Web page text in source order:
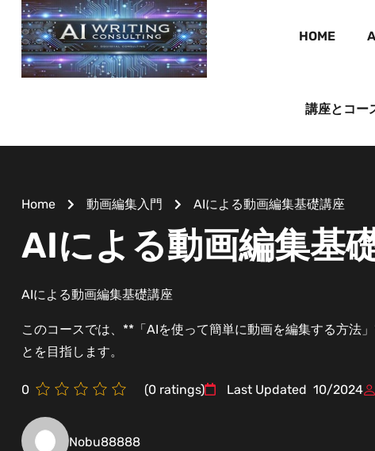
HOME
講座とコー
Home 動画編集入門 AIによる動画編集基礎講座
AIによる動画編集基
AIによる動画編集基礎講座
このコースでは、**「AIを使って簡単に動画を編集する方法
とを目指します。
0 (0 ratings) Last Updated 10/2024
Nobu88888